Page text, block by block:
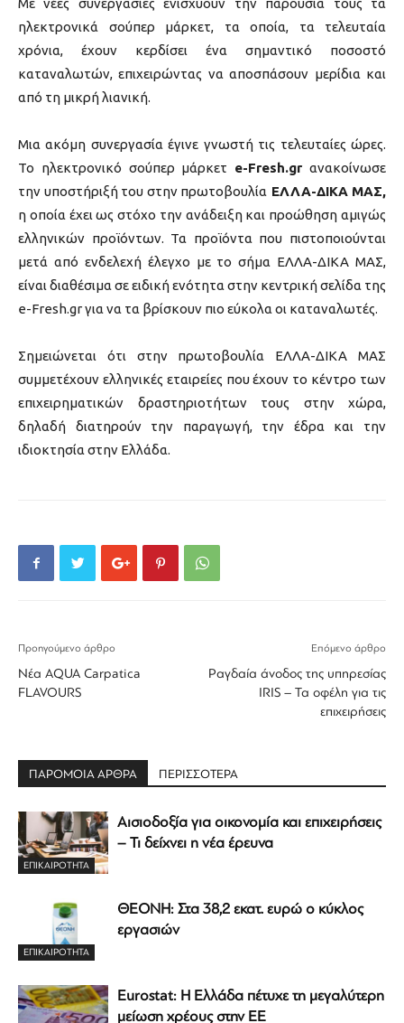
Με νέες συνεργασίες ενισχύουν την παρουσία τους τα
ηλεκτρονικά σούπερ μάρκετ, τα οποία, τα τελευταία
χρόνια, έχουν κερδίσει ένα σημαντικό ποσοστό
καταναλωτών, επιχειρώντας να αποσπάσουν μερίδια και
από τη μικρή λιανική.
Μια ακόμη συνεργασία έγινε γνωστή τις τελευταίες ώρες.
To ηλεκτρονικό σούπερ μάρκετ e-Fresh.gr ανακοίνωσε
την υποστήριξή του στην πρωτοβουλία ΕΛΛΑ-ΔΙΚΑ ΜΑΣ,
η οποία έχει ως στόχο την ανάδειξη και προώθηση αμιγώς
ελληνικών προϊόντων. Τα προϊόντα που πιστοποιούνται
μετά από ενδελεχή έλεγχο με το σήμα ΕΛΛΑ-ΔΙΚΑ ΜΑΣ,
είναι διαθέσιμα σε ειδική ενότητα στην κεντρική σελίδα της
e-Fresh.gr για να τα βρίσκουν πιο εύκολα οι καταναλωτές.
Σημειώνεται ότι στην πρωτοβουλία ΕΛΛΑ-ΔΙΚΑ ΜΑΣ
συμμετέχουν ελληνικές εταιρείες που έχουν το κέντρο των
επιχειρηματικών δραστηριοτήτων τους στην χώρα,
δηλαδή διατηρούν την παραγωγή, την έδρα και την
ιδιοκτησία στην Ελλάδα.
Προηγούμενο άρθρο
Νέα AQUA Carpatica
FLAVOURS
Επόμενο άρθρο
Ραγδαία άνοδος της υπηρεσίας
IRIS – Τα οφέλη για τις
επιχειρήσεις
ΠΑΡΟΜΟΙΑ ΑΡΘΡΑ ΠΕΡΙΣΣΟΤΕΡΑ
ΕΠΙΚΑΙΡΟΤΗΤΑ
Αισιοδοξία για οικονομία και επιχειρήσεις
– Τι δείχνει η νέα έρευνα
ΕΠΙΚΑΙΡΟΤΗΤΑ
ΘΕΟΝΗ: Στα 38,2 εκατ. ευρώ ο κύκλος
εργασιών
Eurostat: Η Ελλάδα πέτυχε τη μεγαλύτερη
μείωση χρέους στην ΕΕ